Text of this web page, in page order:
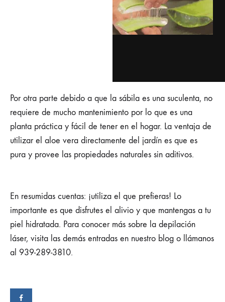
Por otra parte debido a que la sábila es una suculenta, no
requiere de mucho mantenimiento por lo que es una
planta práctica y fácil de tener en el hogar. La ventaja de
utilizar el aloe vera directamente del jardín es que es
pura y provee las propiedades naturales sin aditivos.
En resumidas cuentas: ¡utiliza el que prefieras! Lo
importante es que disfrutes el alivio y que mantengas a tu
piel hidratada. Para conocer más sobre la depilación
láser, visita las demás entradas en nuestro blog o llámanos
al 939-289-3810.